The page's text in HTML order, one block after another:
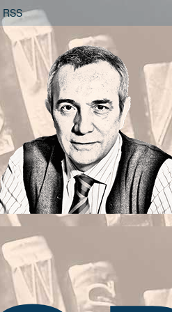
RSS